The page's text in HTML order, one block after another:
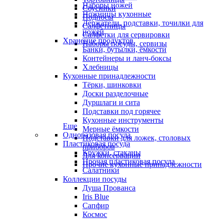
Соусники
Подносы
Салфетницы
Салфетки для сервировки
Наборы посуды, сервизы
Наборы ножей
Ножницы кухонные
Держатели, подставки, точилки для
ножей
Хранение продуктов
Банки, бутылки, ёмкости
Контейнеры и ланч-боксы
Хлебницы
Кухонные принадлежности
Тёрки, шинковки
Доски разделочные
Дуршлаги и сита
Подставки под горячее
Кухонные инструменты
Мерные ёмкости
Подставки для ложек, столовых
приборов
Для консервации
Прочие кухонные принадлежности
Еще
Одноразовая посуда
Пластиковая посуда
Кружки, стаканы
Прочая пластиковая посуда
Салатники
Коллекции посуды
Душа Прованса
Iris Blue
Сапфир
Космос